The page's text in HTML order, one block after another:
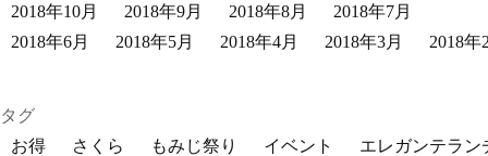
2018年10月
2018年9月 2018年8月
2018年7月
2018年6月
2018年5月 2018年4月 2018年3月 2018年
タグ
お得
さくら もみじ祭り イベント
エレガンテラン